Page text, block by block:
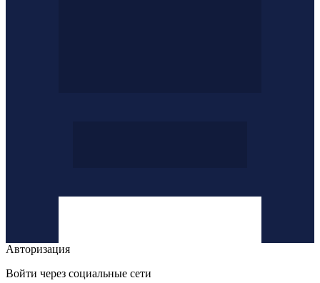
Авторизация
Войти через социальные сети